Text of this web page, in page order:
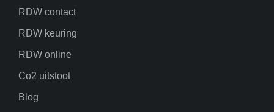
RDW contact
RDW keuring
RDW online
Co2 uitstoot
Blog